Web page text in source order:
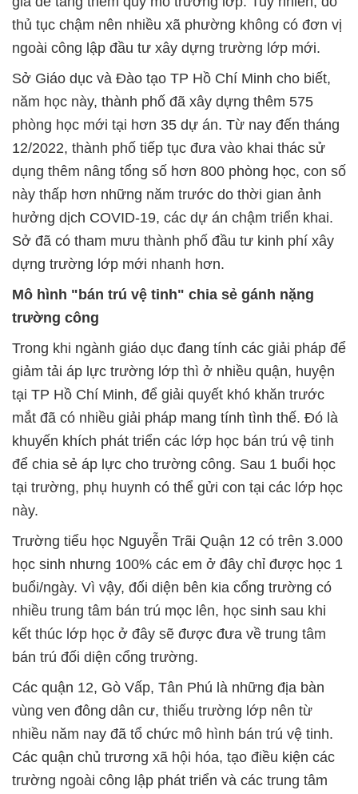
thủ tục chậm nên nhiều xã phường không có đơn vị
ngoài công lập đầu tư xây dựng trường lớp mới.
Sở Giáo dục và Đào tạo TP Hồ Chí Minh cho biết,
năm học này, thành phố đã xây dựng thêm 575
phòng học mới tại hơn 35 dự án. Từ nay đến tháng
12/2022, thành phố tiếp tục đưa vào khai thác sử
dụng thêm nâng tổng số hơn 800 phòng học, con số
này thấp hơn những năm trước do thời gian ảnh
hưởng dịch COVID-19, các dự án chậm triển khai.
Sở đã có tham mưu thành phố đầu tư kinh phí xây
dựng trường lớp mới nhanh hơn.
Mô hình "bán trú vệ tinh" chia sẻ gánh nặng
trường công
Trong khi ngành giáo dục đang tính các giải pháp để
giảm tải áp lực trường lớp thì ở nhiều quận, huyện
tại TP Hồ Chí Minh, để giải quyết khó khăn trước
mắt đã có nhiều giải pháp mang tính tình thế. Đó là
khuyến khích phát triển các lớp học bán trú vệ tinh
để chia sẻ áp lực cho trường công. Sau 1 buổi học
tại trường, phụ huynh có thể gửi con tại các lớp học
này.
Trường tiểu học Nguyễn Trãi Quận 12 có trên 3.000
học sinh nhưng 100% các em ở đây chỉ được học 1
buổi/ngày. Vì vậy, đối diện bên kia cổng trường có
nhiều trung tâm bán trú mọc lên, học sinh sau khi
kết thúc lớp học ở đây sẽ được đưa về trung tâm
bán trú đối diện cổng trường.
Các quận 12, Gò Vấp, Tân Phú là những địa bàn
vùng ven đông dân cư, thiếu trường lớp nên từ
nhiều năm nay đã tổ chức mô hình bán trú vệ tinh.
Các quận chủ trương xã hội hóa, tạo điều kiện các
trường ngoài công lập phát triển và các trung tâm